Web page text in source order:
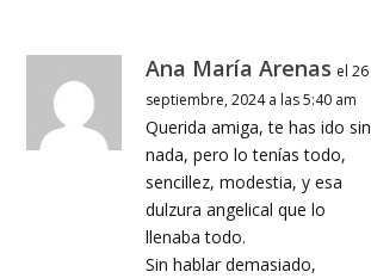
Ana María Arenas el 26
septiembre, 2024 a las 5:40 am
Querida amiga, te has ido sin
nada, pero lo tenías todo,
sencillez, modestia, y esa
dulzura angelical que lo
llenaba todo.
Sin hablar demasiado,